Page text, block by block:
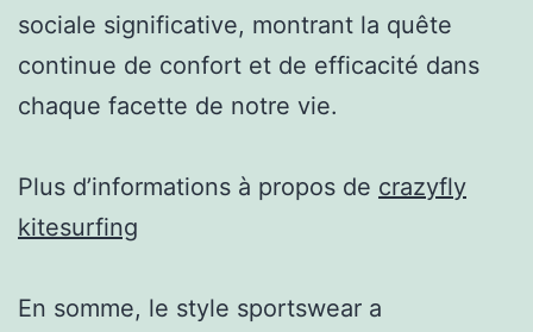
sociale significative, montrant la quête
continue de confort et de efficacité dans
chaque facette de notre vie.
Plus d’informations à propos de crazyfly
kitesurfing
En somme, le style sportswear a